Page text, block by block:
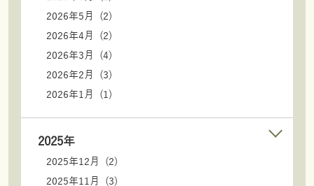
2026年5月 (2)
2026年4月 (2)
2026年3月 (4)
2026年2月 (3)
2026年1月 (1)
2025年
2025年12月 (2)
2025年11月 (3)